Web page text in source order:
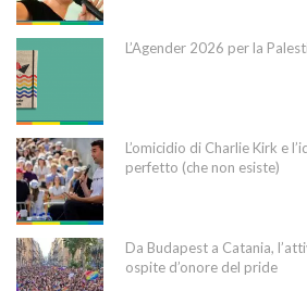
L’Agender 2026 per la
L’omicidio di Charlie Kirk e
perfetto (che non esiste)
Da Budapest a Catania,
ospite d’onore del pride